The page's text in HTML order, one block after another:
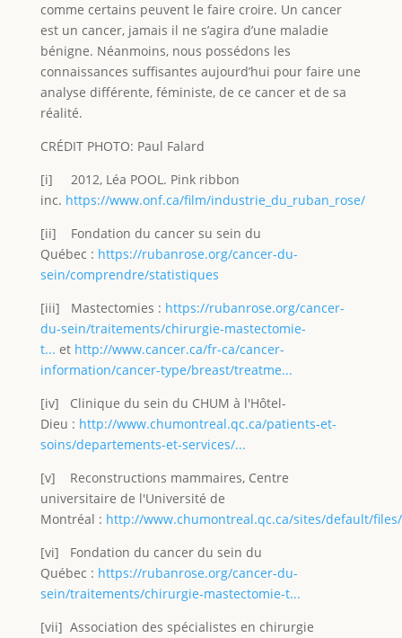
comme certains peuvent le faire croire. Un cancer
est un cancer, jamais il ne s’agira d’une maladie
bénigne. Néanmoins, nous possédons les
connaissances suffisantes aujourd’hui pour faire une
analyse différente, féministe, de ce cancer et de sa
réalité.
CRÉDIT PHOTO: Paul Falard
[i] 2012, Léa POOL. Pink ribbon
inc. https://www.onf.ca/film/industrie_du_ruban_rose/
[ii] Fondation du cancer su sein du
Québec : https://rubanrose.org/cancer-du-
sein/comprendre/statistiques
[iii] Mastectomies : https://rubanrose.org/cancer-
du-sein/traitements/chirurgie-mastectomie-
t... et http://www.cancer.ca/fr-ca/cancer-
information/cancer-type/breast/treatme...
[iv] Clinique du sein du CHUM à l'Hôtel-
Dieu : http://www.chumontreal.qc.ca/patients-et-
soins/departements-et-services/...
[v] Reconstructions mammaires, Centre
universitaire de l'Université de
Montréal : http://www.chumontreal.qc.ca/sites/default/
[vi] Fondation du cancer du sein du
Québec : https://rubanrose.org/cancer-du-
sein/traitements/chirurgie-mastectomie-t...
[vii] Association des spécialistes en chirurgie